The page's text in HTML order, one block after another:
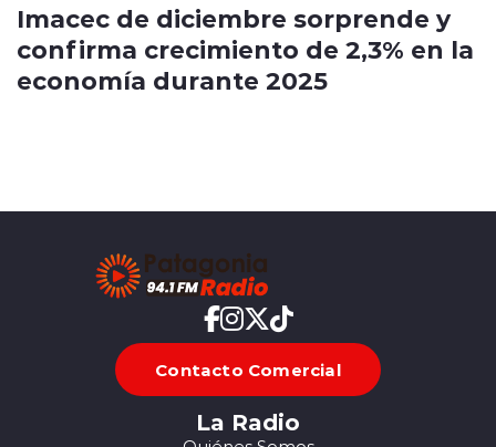
Imacec de diciembre sorprende y
confirma crecimiento de 2,3% en la
economía durante 2025
Contacto Comercial
La Radio